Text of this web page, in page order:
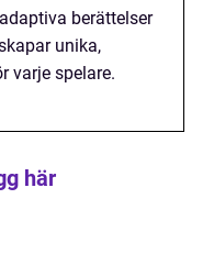
berättelser
unika,
varje spelare.
här